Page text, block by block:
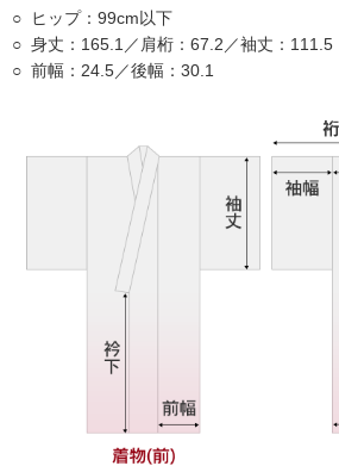
ヒップ：99cm以下
身丈：165.1／肩桁：67.2／袖丈：111.5
前幅：24.5／後幅：30.1